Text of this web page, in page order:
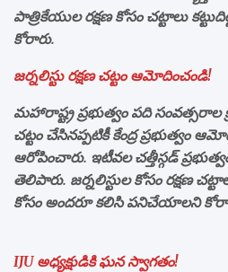
పాత్రికేయుల రక్షణ కోసం చట్టాలు
కోరారు.
జర్నలిస్టు రక్షణ చట్టం ఆమోదించండి!
మహారాష్ట్ర ప్రభుత్వం పది సంవత్సరాల
చట్టం చేసినప్పటికీ కేంద్ర ప్రభుత్వం
ఆరోపించారు. ఇటీవల చత్తీస్గడ్
తెలిపారు. జర్నలిస్టుల కోసం రక్షణ
కోసం అందరూ కలిసి పనిచేయాలని
IJU అధ్యక్షుడికి ఘన స్వాగతం!